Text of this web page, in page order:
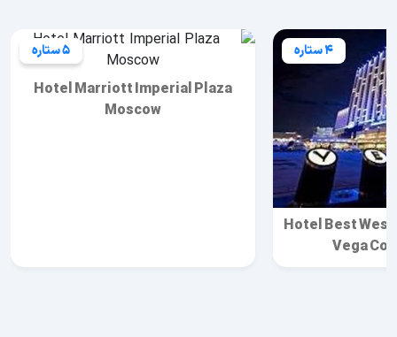
4 ستاره
Hotel Best
Vega
5 ستاره
Hotel Marriott Imperial Plaza
Moscow